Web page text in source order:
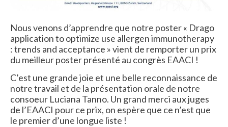
Nous venons d’apprendre que notre poster « Drago
application to optimize use allergen immunotherapy
: trends and acceptance » vient de remporter un prix
du meilleur poster présenté au congrès EAACI !
C’est une grande joie et une belle reconnaissance de
notre travail et de la présentation orale de notre
consoeur Luciana Tanno. Un grand merci aux juges
de l’EAACI pour ce prix, on espère que ce n’est que
le premier d’une longue liste !